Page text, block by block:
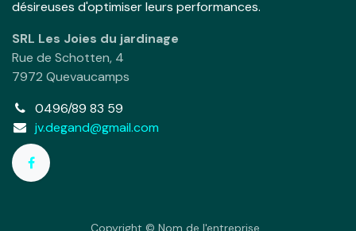
désireuses d'optimiser leurs performances.
SRL Les Joies du jardinage
Rue de Schotten, 4
7972 Quevaucamps
0496/89 83 59
jv.degand@gmail.com
Copyright © Nom de l'entreprise